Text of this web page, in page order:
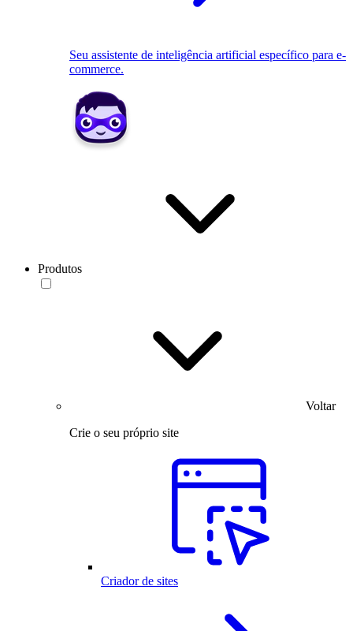
Seu assistente de inteligência artificial específico para e-
commerce.
Produtos
Voltar
Crie o seu próprio site
Criador de sites